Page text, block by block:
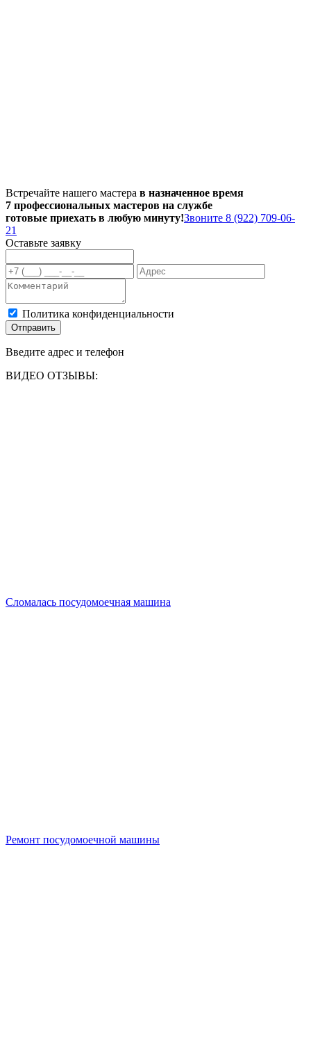
Встречайте нашего мастера в назначенное время
7 профессиональных мастеров на службе
готовые приехать в любую минуту!Звоните 8 (922) 709-06-
21
Оставьте заявку
Политика конфиденциальности
Отправить
Введите адрес и телефон
ВИДЕО ОТЗЫВЫ:
Сломалась посудомоечная машина
Ремонт посудомоечной машины